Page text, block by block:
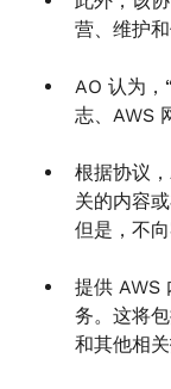
营、维护
AO 认为，
志、AWS
根据协议
关的内容
但是，不
提供 AWS
务。这将
和其他相关